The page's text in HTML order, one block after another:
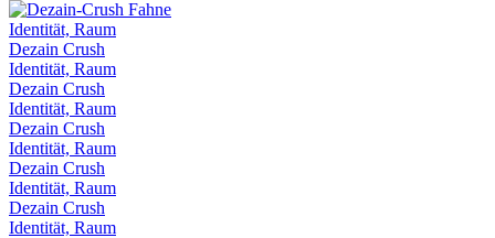
Identität, Raum
Dezain Crush
Identität, Raum
Dezain Crush
Identität, Raum
Dezain Crush
Identität, Raum
Dezain Crush
Identität, Raum
Dezain Crush
Identität, Raum